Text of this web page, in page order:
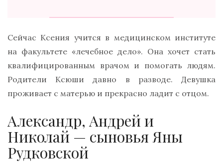
Сейчас Ксения учится в медицинском институте
на факультете «лечебное дело». Она хочет стать
квалифицированным врачом и помогать людям.
Родители Ксюши давно в разводе. Девушка
проживает с матерью и прекрасно ладит с отцом.
Александр, Андрей и
Николай — сыновья Яны
Рудковской